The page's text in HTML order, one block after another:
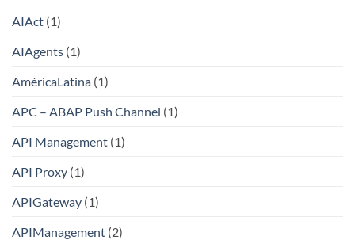
AIAct (1)
AIAgents (1)
AméricaLatina (1)
APC – ABAP Push Channel (1)
API Management (1)
API Proxy (1)
APIGateway (1)
APIManagement (2)